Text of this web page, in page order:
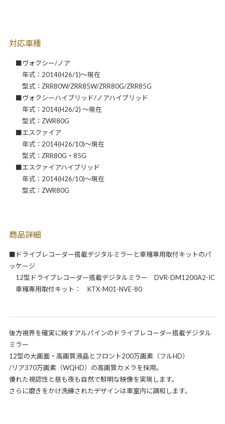
対応車種
■ヴォクシー/ノア
年式：2014(H26/1)～現在
型式：ZRR80W/ZRR85W/ZRR80G/ZRR85G
■ヴォクシーハイブリッド/ノアハイブリッド
年式：2014(H26/2) ～現在
型式：ZWR80G
■エスクァイア
年式：2014(H26/10)～現在
型式：ZRR80G・85G
■エスクァイアハイブリッド
年式：2014(H26/10)～現在
型式：ZWR80G
商品詳細
■ドライブレコーダー搭載デジタルミラーと車種専用取付キットのパ
ッケージ
12型ドライブレコーダー搭載デジタルミラー DVR-DM1200A2-IC
車種専用取付キット： KTX-M01-NVE-80
後方視界を確実に映すアルパインのドライブレコーダー搭載デジタル
ミラー
12型の大画面・高画質液晶とフロント200万画素（フルHD）
/リア370万画素（WQHD）の高画質カメラを採用。
優れた視認性と昼も夜も自然で鮮明な映像を実現します。
さらに磨きをかけ洗練されたデザインは車室内に調和します。